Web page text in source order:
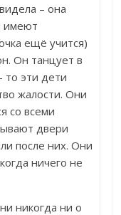
– она
имеют
ещё учится)
Он танцует в
то эти дети
жалости. Они
со всеми
двери
после них. Они
ничего не
никогда ни о